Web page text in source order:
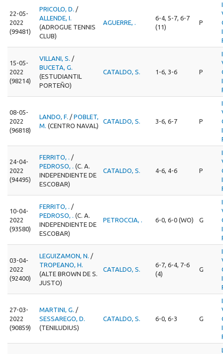
22-05-
2022
(99481)
PRICOLO, D. /
ALLENDE, I.
(ADROGUE TENNIS
CLUB)
AGUERRE, .
6-4, 5-7, 6-7
(11)
P
15-05-
2022
(98214)
VILLANI, S. /
BUCETA, G.
(ESTUDIANTIL
PORTEÑO)
CATALDO, S. 1-6, 3-6 P
08-05-
2022
(96818)
LANDO, F. / POBLET,
M. (CENTRO NAVAL)
CATALDO, S. 3-6, 6-7 P
24-04-
2022
(94495)
FERRITO, . /
PEDROSO, . (C. A.
INDEPENDIENTE DE
ESCOBAR)
CATALDO, S. 4-6, 4-6 P
10-04-
2022
(93580)
FERRITO, . /
PEDROSO, . (C. A.
INDEPENDIENTE DE
ESCOBAR)
PETROCCIA, . 6-0, 6-0 (WO) G
03-04-
2022
(92400)
LEGUIZAMON, N. /
TROPEANO, H.
(ALTE BROWN DE S.
JUSTO)
CATALDO, S.
6-7, 6-4, 7-6
(4)
G
27-03-
2022
(90859)
MARTINI, G. /
SESSAREGO, D.
(TENILUDIUS)
CATALDO, S. 6-0, 6-3 G